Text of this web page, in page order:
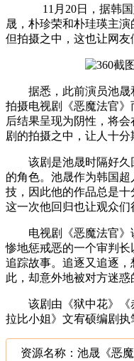
11月20日，据韩国媒
晟，朴珍荣和朴珪瑛主
但拍摄之中，这也让网友
据悉，此前演员池晟
拍摄电视剧《恶魔法官
后结果呈现为阴性，将
剧的拍摄之中，让人十分
该剧是池晟时隔好久
的角色。池晟作为韩国
技，因此他的作品总是十
这一次他回归也让观众们
电视剧《恶魔法官》
惨地惩戒恶的一个审判
追踪故事。追逐又追逐
此，却意外地被对方迷惑
该剧由《狱中花》《
拉比小姐》文宥硕编剧执
资源名称：池晟《恶